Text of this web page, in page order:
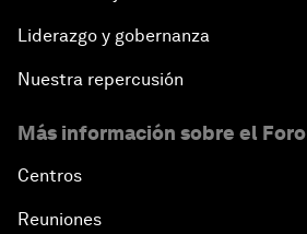
Liderazgo y gobernanza
Nuestra repercusión
Más información sobre el Foro
Centros
Reuniones